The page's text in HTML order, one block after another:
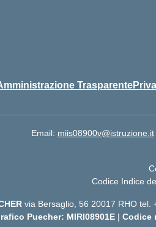
Trasparente
Email: miis08900v@istruzione.it
Codice Indice
via Bersaglio, 56 20017 RHO tel.
Puecher: MIRI08901E | Codice